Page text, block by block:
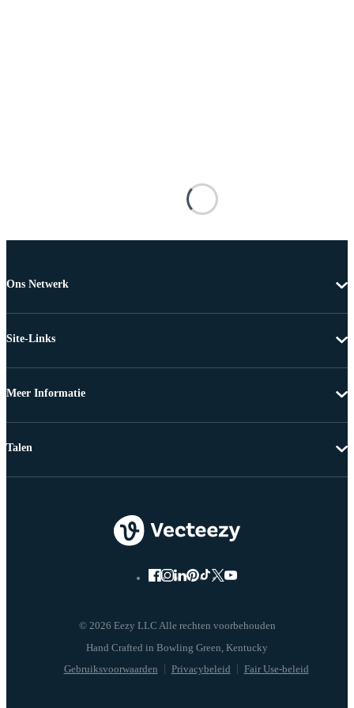
Ons Netwerk
Site-Links
Meer Informatie
© 2026 Eezy LLC Alle rechten voorbehouden
Gebruiksvoorwaarden Privacybeleid Fair Use-beleid
Talen